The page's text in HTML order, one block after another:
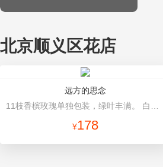
北京顺义区花店
远方的思念
¥178